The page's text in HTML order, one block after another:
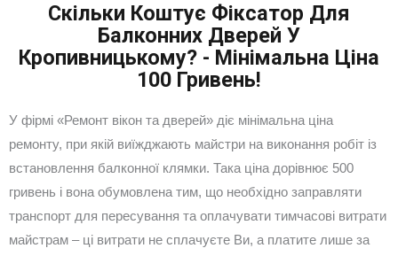
Скільки Коштує Фіксатор Для
Балконних Дверей У
Кропивницькому? - Мінімальна Ціна
100 Гривень!
У фірмі «Ремонт вікон та дверей» діє мінімальна ціна
ремонту, при якій виїжджають майстри на виконання робіт із
встановлення балконної клямки. Така ціна дорівнює 500
гривень і вона обумовлена тим, що необхідно заправляти
транспорт для пересування та оплачувати тимчасові витрати
майстрам – ці витрати не сплачуєте Ви, а платите лише за